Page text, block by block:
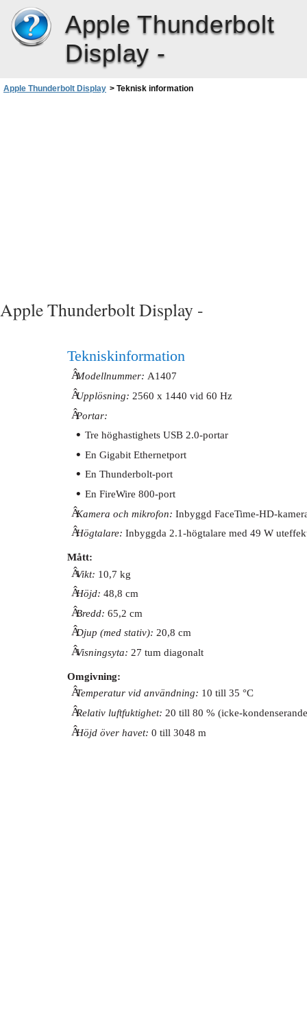
Apple Thunderbolt
Display -
Apple Thunderbolt Display > Teknisk information
Apple Thunderbolt Display -
Teknisk information
ÂModellnummer: A1407
ÂUpplösning: 2560 x 1440 vid 60 Hz
ÂPortar:
• Tre höghastighets USB 2.0-portar
• En Gigabit Ethernetport
• En Thunderbolt-port
• En FireWire 800-port
ÂKamera och mikrofon: Inbyggd FaceTime-HD-
ÂHögtalare: Inbyggda 2.1-högtalare med 49 W
Mått:
ÂVikt: 10,7 kg
ÂHöjd: 48,8 cm
ÂBredd: 65,2 cm
ÂDjup (med stativ): 20,8 cm
ÂVisningsyta: 27 tum diagonalt
Omgivning:
ÂTemperatur vid användning: 10 till 35 °C
ÂRelativ luftfuktighet: 20 till 80 % (icke-
ÂHöjd över havet: 0 till 3048 m